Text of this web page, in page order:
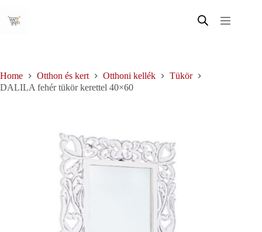
content
Home Otthon és kert Otthoni kellék
Tükör
DALILA fehér tükör kerettel 40×60